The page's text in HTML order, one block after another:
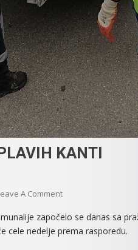
KANTI
A CommentOn
PRAŽNJENJE
PLAVIH
započelo se danas sa
cele nedelje prema rasporedu.